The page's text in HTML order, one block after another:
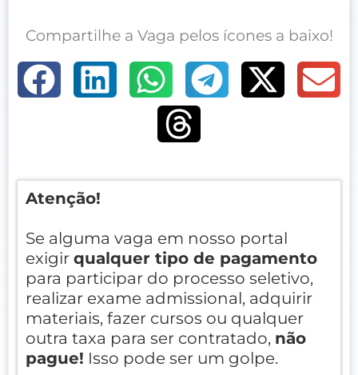
Compartilhe a Vaga pelos ícones a baixo!
Atenção!
Se alguma vaga em nosso portal
exigir qualquer tipo de pagamento
para participar do processo seletivo,
realizar exame admissional, adquirir
materiais, fazer cursos ou qualquer
outra taxa para ser contratado, não
pague! Isso pode ser um golpe.